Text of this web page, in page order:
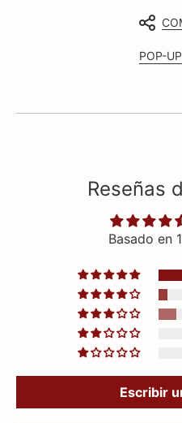
POP-
Reseñas
Basado en
Escribir